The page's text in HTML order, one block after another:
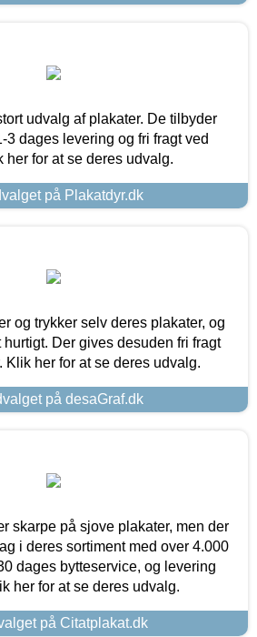
udvalg af plakater. De tilbyder
3 dages levering og fri fragt ved
her for at se deres udvalg.
på Plakatdyr.dk
og trykker selv deres plakater, og
hurtigt. Der gives desuden fri fragt
Klik her for at se deres udvalg.
på desaGraf.dk
skarpe på sjove plakater, men der
i deres sortiment med over 4.000
dages bytteservice, og levering
her for at se deres udvalg.
på Citatplakat.dk